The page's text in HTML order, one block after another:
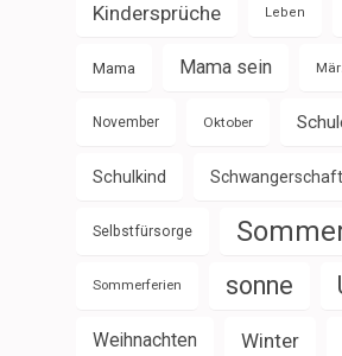
Kindersprüche Leben
Mama Mama sein
November Oktober
Schulkind Schwangerschaft
Selbstfürsorge
Sommerferien sonne
Weihnachten Winter